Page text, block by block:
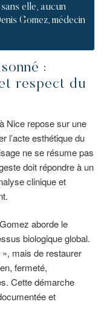
elle, aucun
Gomez, médecin
:
respect du
Nice repose sur une
l’acte esthétique du
ne se résume pas
doit répondre à un
clinique et
aborde le
biologique global.
mais de restaurer
fermeté,
Cette démarche
et